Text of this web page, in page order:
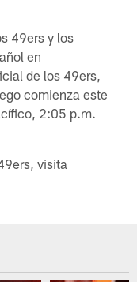
49ers y los
en
de los 49ers,
comienza este
2:05 p.m.
visita